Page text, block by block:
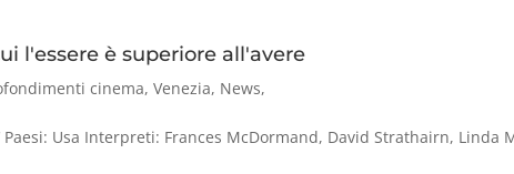
l'essere è superiore all'avere
cinema,Venezia, News,
Paesi: Usa Interpreti: Frances McDormand, David Strathairn, Linda